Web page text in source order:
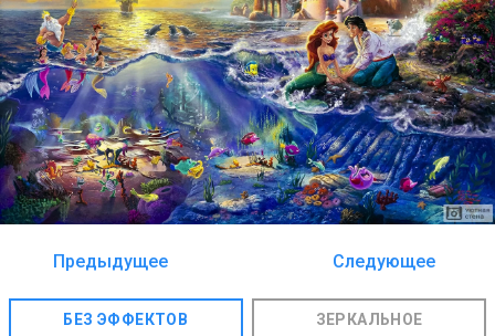
Предыдущее
Следующее
БЕЗ ЭФФЕКТОВ ЗЕРКАЛЬНОЕ